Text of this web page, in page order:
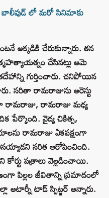
బాలీవుడ్ లో మరో సినిమాకు
అక్కడికి చేరుకున్నారు. తన
చేసినట్లు ఆమె
గుర్తించారు. చనిపోయిన
సరితా రామరాజును అరెస్టు
రామరాజు, రామరాజు మధ్య
పేర్కొంది. వైద్య చికిత్స,
రామరాజు ఏకపక్షంగా
సరిత ఆరోపించింది.
పత్రాలు వెల్లడించాయి.
పిల్లల జీవితాన్ని ప్రమాదంలో
అటార్నీ టాడ్ స్పిట్జర్ అన్నారు.